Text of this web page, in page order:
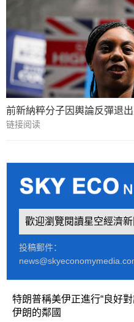
前新納粹分子因輿論反彈退
链接阅读
歡迎瀏覽閱讀星空經濟
投稿郵件：
特朗普稱美伊正進行“良好
伊朗的鄰國